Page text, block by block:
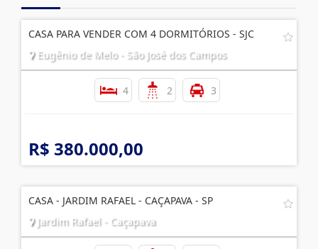
CASA PARA VENDER COM 4 DORMITÓRIOS - SJC
Eugênio de Melo - São José dos Campos
4 2 3
R$ 380.000,00
CASA - JARDIM RAFAEL - CAÇAPAVA - SP
Jardim Rafael - Caçapava